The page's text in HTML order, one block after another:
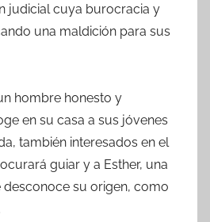
judicial cuya burocracia y
una maldición para sus
hombre honesto y
en su casa a sus jóvenes
también interesados en el
guiar y a Esther, una
desconoce su origen, como